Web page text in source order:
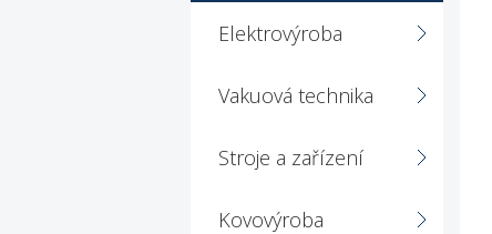
Elektrovýroba
Vakuová technika
Stroje a zařízení
Kovovýroba